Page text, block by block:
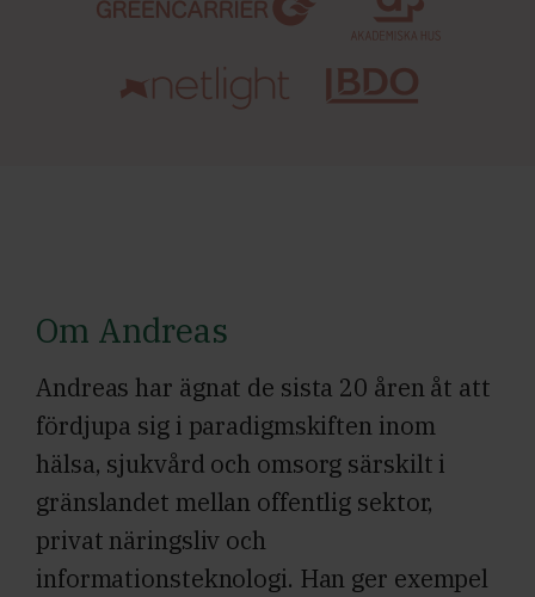
Om Andreas
Andreas har ägnat de sista 20 åren åt att
fördjupa sig i paradigmskiften inom
hälsa, sjukvård och omsorg särskilt i
gränslandet mellan offentlig sektor,
privat näringsliv och
informationsteknologi. Han ger exempel